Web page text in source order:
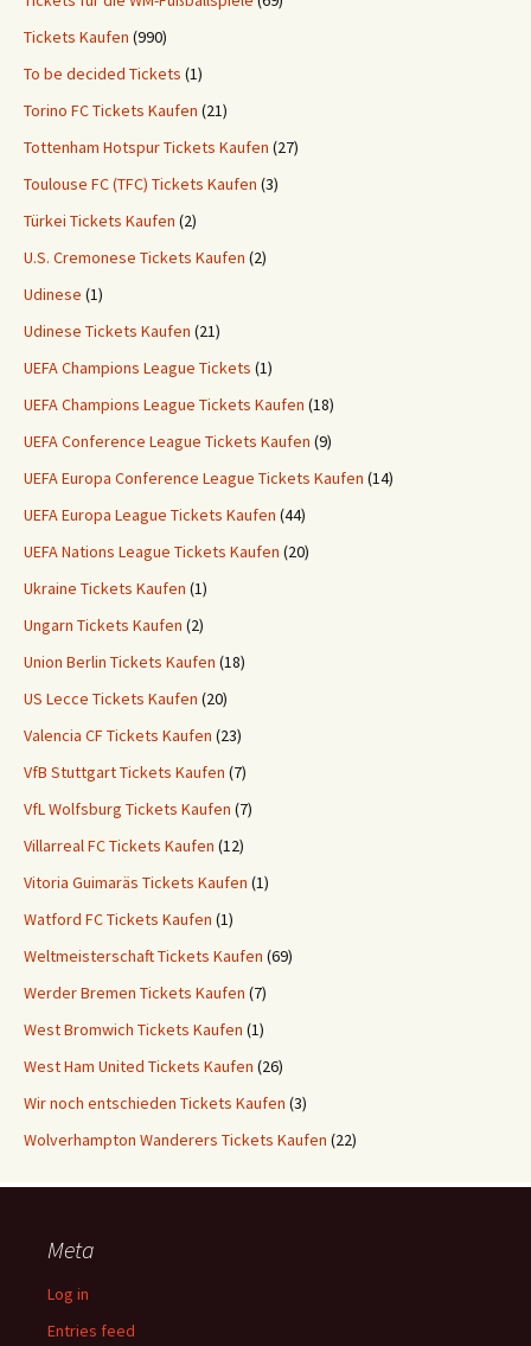
Tickets Kaufen (990)
To be decided Tickets (1)
Torino FC Tickets Kaufen (21)
Tottenham Hotspur Tickets Kaufen (27)
Toulouse FC (TFC) Tickets Kaufen (3)
Türkei Tickets Kaufen (2)
U.S. Cremonese Tickets Kaufen (2)
Udinese (1)
Udinese Tickets Kaufen (21)
UEFA Champions League Tickets (1)
UEFA Champions League Tickets Kaufen (18)
UEFA Conference League Tickets Kaufen (9)
UEFA Europa Conference League Tickets Kaufen (14)
UEFA Europa League Tickets Kaufen (44)
UEFA Nations League Tickets Kaufen (20)
Ukraine Tickets Kaufen (1)
Ungarn Tickets Kaufen (2)
Union Berlin Tickets Kaufen (18)
US Lecce Tickets Kaufen (20)
Valencia CF Tickets Kaufen (23)
VfB Stuttgart Tickets Kaufen (7)
VfL Wolfsburg Tickets Kaufen (7)
Villarreal FC Tickets Kaufen (12)
Vitoria Guimaräs Tickets Kaufen (1)
Watford FC Tickets Kaufen (1)
Weltmeisterschaft Tickets Kaufen (69)
Werder Bremen Tickets Kaufen (7)
West Bromwich Tickets Kaufen (1)
West Ham United Tickets Kaufen (26)
Wir noch entschieden Tickets Kaufen (3)
Wolverhampton Wanderers Tickets Kaufen (22)
Meta
Log in
Entries feed